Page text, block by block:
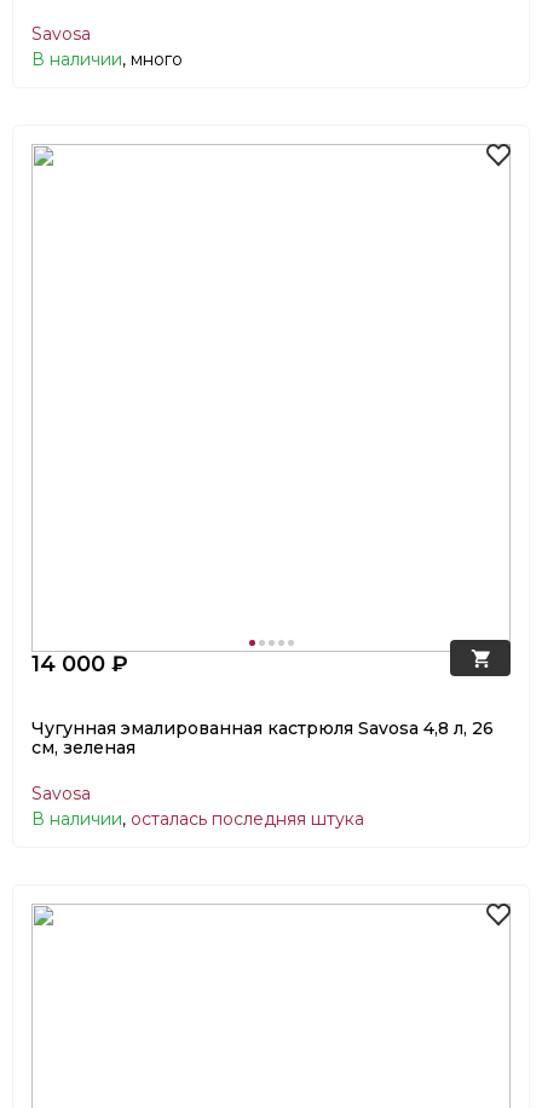
Savosa
В наличии, много
14 000 ₽
Чугунная эмалированная кастрюля Savosa 4,8 л, 26
см, зеленая
Savosa
В наличии, осталась последняя штука